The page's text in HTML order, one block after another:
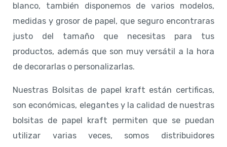
blanco, también disponemos de varios modelos,
medidas y grosor de papel, que seguro encontraras
justo del tamaño que necesitas para tus
productos, además que son muy versátil a la hora
de decorarlas o personalizarlas.
Nuestras Bolsitas de papel kraft están certificas,
son económicas, elegantes y la calidad de nuestras
bolsitas de papel kraft permiten que se puedan
utilizar varias veces, somos distribuidores